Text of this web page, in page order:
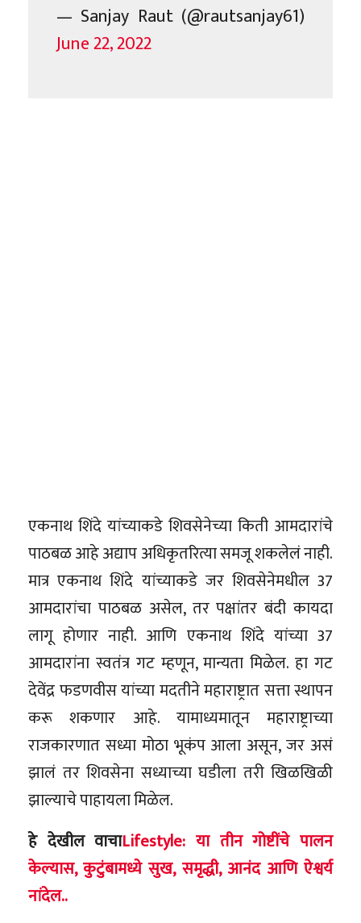
— Sanjay Raut (@rautsanjay61)
June 22, 2022
एकनाथ शिंदे यांच्याकडे शिवसेनेच्या किती आमदारांचे
पाठबळ आहे अद्याप अधिकृतरित्या समजू शकलेलं नाही.
मात्र एकनाथ शिंदे यांच्याकडे जर शिवसेनेमधील 37
आमदारांचा पाठबळ असेल, तर पक्षांतर बंदी कायदा
लागू होणार नाही. आणि एकनाथ शिंदे यांच्या 37
आमदारांना स्वतंत्र गट म्हणून, मान्यता मिळेल. हा गट
देवेंद्र फडणवीस यांच्या मदतीने महाराष्ट्रात सत्ता स्थापन
करू शकणार आहे. यामाध्यमातून महाराष्ट्राच्या
राजकारणात सध्या मोठा भूकंप आला असून, जर असं
झालं तर शिवसेना सध्याच्या घडीला तरी खिळखिळी
झाल्याचे पाहायला मिळेल.
हे देखील वाचाLifestyle: या तीन गोष्टींचे पालन
केल्यास, कुटुंबामध्ये सुख, समृद्धी, आनंद आणि ऐश्वर्य
नांदेल..